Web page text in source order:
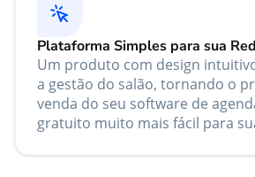
Plataforma Simples para sua
Um produto com design
a gestão do salão, tornando o
venda do seu software de
gratuito muito mais fácil para